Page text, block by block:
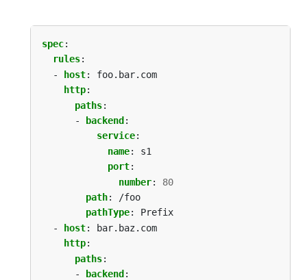
spec:
rules:
-
host:
foo.bar.com
http:
paths:
-
backend :
service:
name:
s1
port:
number:
80
path:
/foo
pathType:
Prefix
-
host:
bar.baz.com
http:
paths:
-
backend :